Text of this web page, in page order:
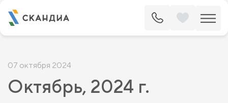
07 октября 2024
Октябрь, 2024 г.